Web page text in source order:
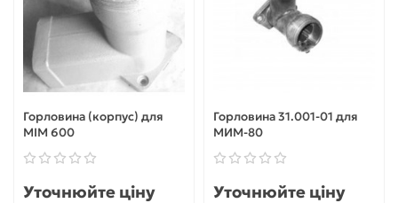
Горловина (корпус) для
МІМ 600
Уточнюйте ціну
Горловина 31.001-01 для
МИМ-80
Уточнюйте ціну